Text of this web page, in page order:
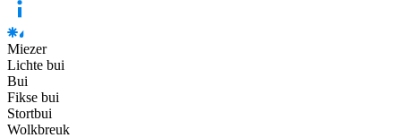
Miezer
Lichte bui
Bui
Fikse bui
Stortbui
Wolkbreuk